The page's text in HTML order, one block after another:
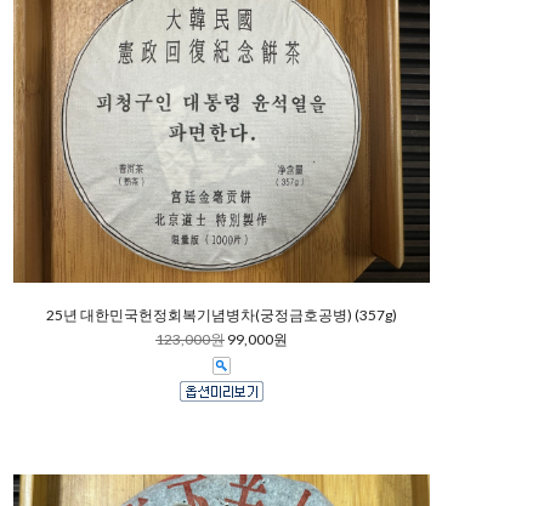
25년 대한민국헌정회복기념병차(궁정금호공병) (357g)
123,000원 99,000원